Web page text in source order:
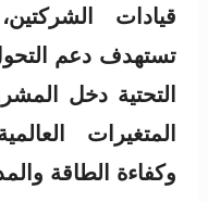
قيادات
تستهدف دعم
التحتية دخل
المتغيرات
وكفاءة الطاقة